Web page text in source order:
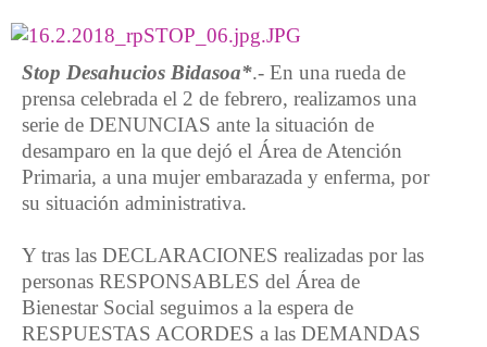
Stop Desahucios Bidasoa*.- En una rueda de
prensa celebrada el 2 de febrero, realizamos una
serie de DENUNCIAS ante la situación de
desamparo en la que dejó el Área de Atención
Primaria, a una mujer embarazada y enferma, por
su situación administrativa.
Y tras las DECLARACIONES realizadas por las
personas RESPONSABLES del Área de
Bienestar Social seguimos a la espera de
RESPUESTAS ACORDES a las DEMANDAS